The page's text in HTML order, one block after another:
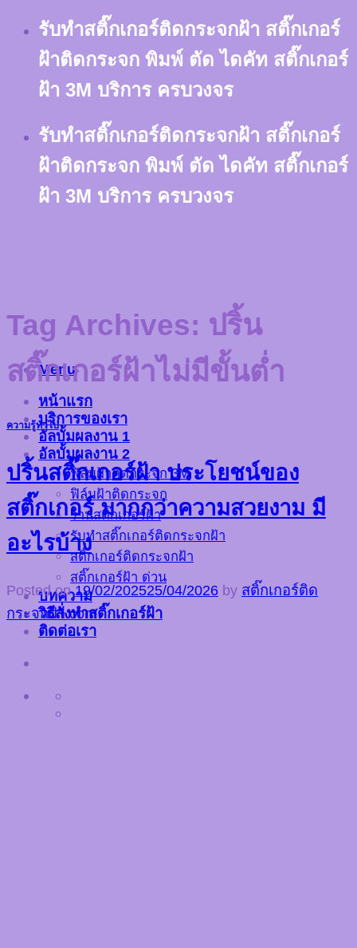
content
รับทำสติ๊กเกอร์ติดกระจกฝ้า สติ๊กเกอร์
ฝ้าติดกระจก พิมพ์ ตัด ไดคัท สติ๊กเกอร์
ฝ้า 3M บริการ ครบวงจร
รับทำสติ๊กเกอร์ติดกระจกฝ้า สติ๊กเกอร์
ฝ้าติดกระจก พิมพ์ ตัด ไดคัท สติ๊กเกอร์
ฝ้า 3M บริการ ครบวงจร
Menu
หน้าแรก
บริการของเรา
อัลบั้มผลงาน 1
อัลบั้มผลงาน 2
ฟิล์มฝ้าติดกระจก 3M
ฟิล์มฝ้าติดกระจก
ร้านสติ๊กเกอร์ฝ้า
รับทำสติ๊กเกอร์ติดกระจกฝ้า
สติ๊กเกอร์ติดกระจกฝ้า
สติ๊กเกอร์ฝ้า ด่วน
บทความ
วิธีสั่งทำสติ๊กเกอร์ฝ้า
ติดต่อเรา
Tag Archives: ปริ้น
สติ๊กเกอร์ฝ้าไม่มีขั้นต่ำ
ความรู้ทั่วไป
ปริ้นสติ๊กเกอร์ฝ้า ประโยชน์ของ
สติ๊กเกอร์ มากกว่าความสวยงาม มี
อะไรบ้าง
Posted on19/02/202525/04/2026 by สติ๊กเกอร์ติด
กระจกฝ้า.com